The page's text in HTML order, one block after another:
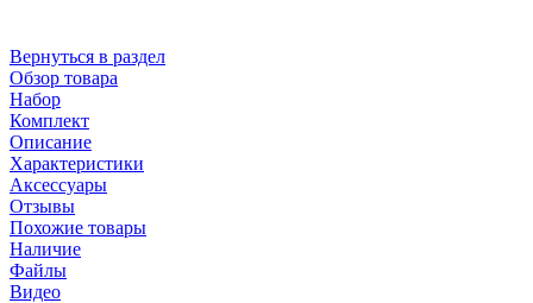
Вернуться в раздел
Обзор товара
Набор
Комплект
Описание
Характеристики
Аксессуары
Отзывы
Похожие товары
Наличие
Файлы
Видео